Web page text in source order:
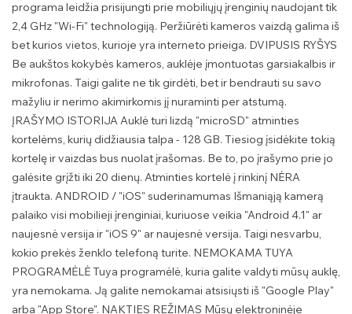
programa leidžia prisijungti prie mobiliųjų įrenginių naudojant tik
2,4 GHz "Wi-Fi" technologiją. Peržiūrėti kameros vaizdą galima iš
bet kurios vietos, kurioje yra interneto prieiga. DVIPUSIS RYŠYS
Be aukštos kokybės kameros, auklėje įmontuotas garsiakalbis ir
mikrofonas. Taigi galite ne tik girdėti, bet ir bendrauti su savo
mažyliu ir nerimo akimirkomis jį nuraminti per atstumą.
ĮRAŠYMO ISTORIJA Auklė turi lizdą "microSD" atminties
kortelėms, kurių didžiausia talpa - 128 GB. Tiesiog įsidėkite tokią
kortelę ir vaizdas bus nuolat įrašomas. Be to, po įrašymo prie jo
galėsite grįžti iki 20 dienų. Atminties kortelė į rinkinį NĖRA
įtraukta. ANDROID / "iOS" suderinamumas Išmaniąją kamerą
palaiko visi mobilieji įrenginiai, kuriuose veikia "Android 4.1" ar
naujesnė versija ir "iOS 9" ar naujesnė versija. Taigi nesvarbu,
kokio prekės ženklo telefoną turite. NEMOKAMA TUYA
PROGRAMĖLĖ Tuya programėlė, kuria galite valdyti mūsų auklę,
yra nemokama. Ją galite nemokamai atsisiųsti iš "Google Play"
arba "App Store". NAKTIES REŽIMAS Mūsų elektroninėje